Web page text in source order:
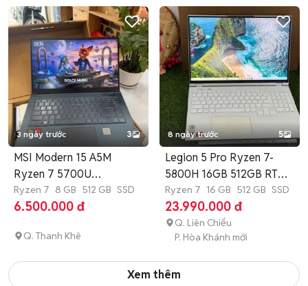
3 ngày trước 3
MSI Modern 15 A5M
Ryzen 7 5700U
8GB/512GB
Ryzen 7 8 GB 512 GB SSD
6.500.000 đ
Q. Thanh Khê
8 ngày trước 5
Legion 5 Pro Ryzen 7-
5800H 16GB 512GB RTX
3060
Ryzen 7 16 GB 512 GB SSD
23.990.000 đ
Q. Liên Chiểu
P. Hòa Khánh mới
Xem thêm